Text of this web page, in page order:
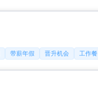
带薪年假 晋升机会 工作餐